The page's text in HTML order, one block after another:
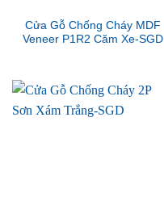
Cửa Gỗ Chống Cháy MDF
Veneer P1R2 Căm Xe-SGD